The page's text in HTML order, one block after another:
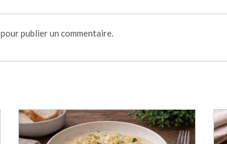
pour publier un commentaire.